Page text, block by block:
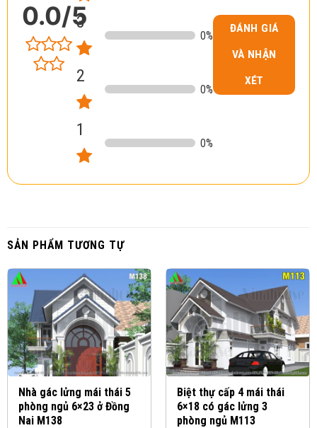
0.0/5
3
0%
2
0%
1
0%
ĐÁNH GIÁ
VÀ NHẬN
XÉT
SẢN PHẨM TƯƠNG TỰ
Nhà gác lửng mái thái 5
phòng ngủ 6×23 ở Đồng
Nai M138
Biệt thự cấp 4 mái thái
6×18 có gác lửng 3
phòng ngủ M113